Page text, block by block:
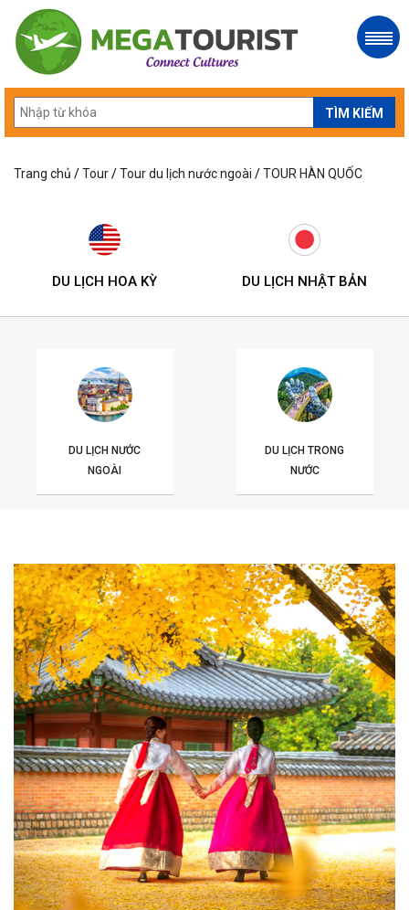
Trang chủ /Tour/Tour du lịch nước ngoài /TOUR HÀN QUỐC
DU LỊCH HOA KỲ DU LỊCH NHẬT BẢN
DU LỊCH NƯỚC
NGOÀI
DU LỊCH TRONG
NƯỚC